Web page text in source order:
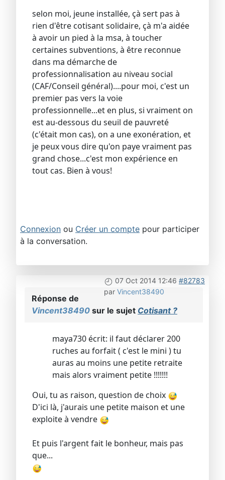
selon moi, jeune installée, çà sert pas à
rien d'être cotisant solidaire, çà m'a aidée
à avoir un pied à la msa, à toucher
certaines subventions, à être reconnue
dans ma démarche de
professionnalisation au niveau social
(CAF/Conseil général)....pour moi, c'est un
premier pas vers la voie
professionnelle...et en plus, si vraiment on
est au-dessous du seuil de pauvreté
(c'était mon cas), on a une exonération, et
je peux vous dire qu'on paye vraiment pas
grand chose...c'est mon expérience en
tout cas. Bien à vous!
Connexion ou Créer un compte pour participer
à la conversation.
07 Oct 2014 12:46 #82783
par Vincent38490
Réponse de
Vincent38490 sur le sujet Cotisant ?
maya730 écrit: il faut déclarer 200
ruches au forfait ( c'est le mini ) tu
auras au moins une petite retraite
mais alors vraiment petite !!!!!!!
Oui, tu as raison, question de choix
D'ici là, j'aurais une petite maison et une
exploite à vendre
Et puis l'argent fait le bonheur, mais pas
que...